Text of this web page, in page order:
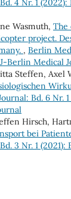
4 Nr. 1
Wasmuth, The
project.
, Berlin
Berlin Medical
Steffen, Axel
Bd. 6 Nr.
Hirsch,
bei
3 Nr. 1